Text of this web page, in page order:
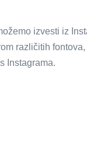
izvesti iz
različitih
Instagrama.